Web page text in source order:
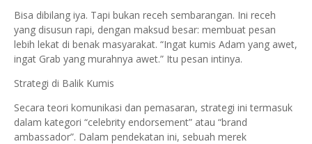
Bisa dibilang iya. Tapi bukan receh sembarangan. Ini receh
yang disusun rapi, dengan maksud besar: membuat pesan
lebih lekat di benak masyarakat. “Ingat kumis Adam yang awet,
ingat Grab yang murahnya awet.” Itu pesan intinya.
Strategi di Balik Kumis
Secara teori komunikasi dan pemasaran, strategi ini termasuk
dalam kategori “celebrity endorsement” atau “brand
ambassador”. Dalam pendekatan ini, sebuah merek